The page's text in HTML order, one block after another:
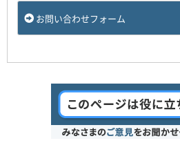
お問い合わせフォーム